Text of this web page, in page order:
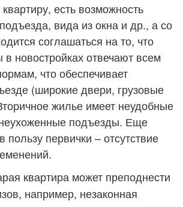
есть возможность
вида из окна и др., а со
соглашаться на то, что
новостройках отвечают всем
что обеспечивает
(широкие двери, грузовые
жилье имеет неудобные
подъезды. Еще
пользу первички – отсутствие
квартира может преподнести
например, незаконная